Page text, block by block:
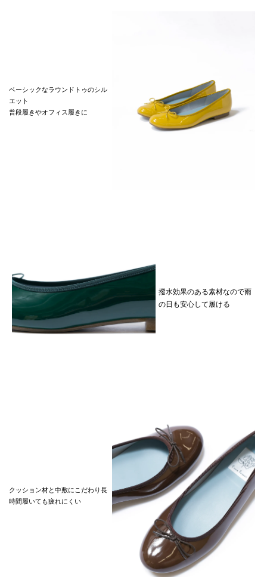
ベーシックなラウンドトゥのシル
エット
普段履きやオフィス履きに
撥水効果のある素材なので雨
の日も安心して履ける
クッション材と中敷にこだわり長
時間履いても疲れにくい